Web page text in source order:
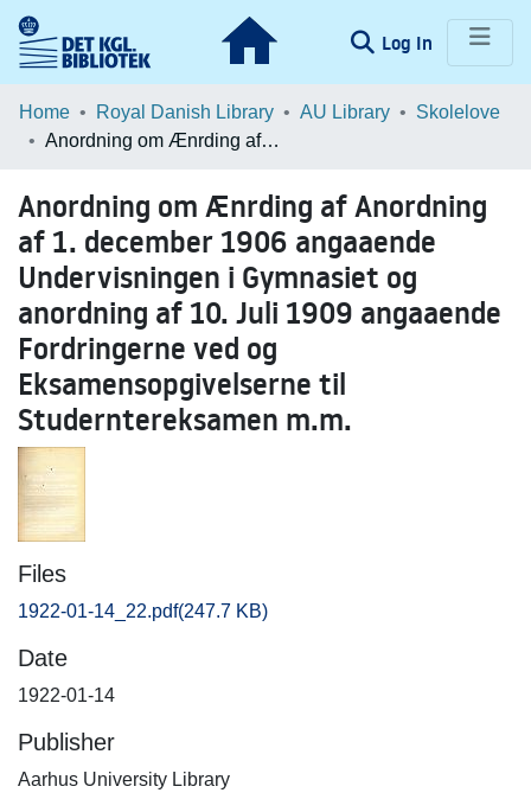
Log In (current)
Communities & Collections
Browse LOAR
Statistics
Home Royal Danish Library AU Library
Skolelove
Anordning om Ænrding af Anordning af 1. december 1906 angaaende Undervisningen i Gymnasiet og anordning af 10. Juli 1909 angaaende Fordringerne ved og Eksamensopgivelserne til Studerntereksamen m.m.
Anordning om Ænrding af Anordning
af 1. december 1906 angaaende
Undervisningen i Gymnasiet og
anordning af 10. Juli 1909 angaaende
Fordringerne ved og
Eksamensopgivelserne til
Studerntereksamen m.m.
Files
1922-01-14_22.pdf(247.7 KB)
Date
1922-01-14
Publisher
Aarhus University Library